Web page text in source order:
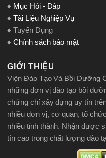
♦ Mục Hỏi - Đáp
♦ Tài Liệu Nghiệp Vụ
♦ Tuyển Dụng
♦ Chính sách bảo mật
GIỚI THIỆU
Viện Đào Tạo Và Bồi Dưỡng
những đơn vị đào tạo bồi
chứng chỉ xây dựng uy tín
nhiều đơn vị, cơ quan, tổ
nhiều tỉnh thành. Nhận được
tín cao trong chất lượng đào